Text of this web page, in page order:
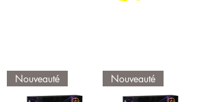
Nouveauté Nouveauté